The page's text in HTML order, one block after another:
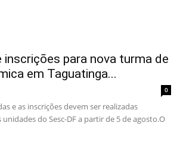
inscrições para nova turma de
em Taguatinga...
0
e as inscrições devem ser realizadas
do Sesc-DF a partir de 5 de agosto.O